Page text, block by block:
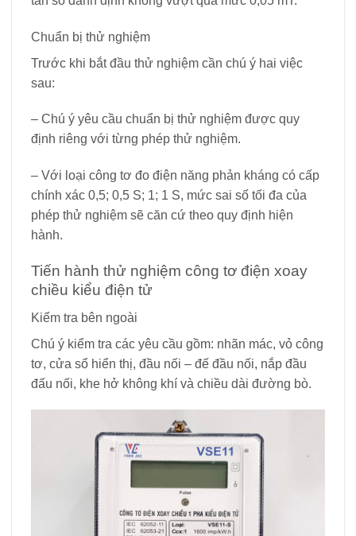
Chuẩn bị thử nghiệm
Trước khi bắt đầu thử nghiệm cần chú ý hai việc
sau:
– Chú ý yêu cầu chuẩn bị thử nghiệm được quy
định riêng với từng phép thử nghiệm.
– Với loại công tơ đo điện năng phản kháng có cấp
chính xác 0,5; 0,5 S; 1; 1 S, mức sai số tối đa của
phép thử nghiệm sẽ căn cứ theo quy định hiện
hành.
Tiến hành thử nghiệm công tơ điện xoay
chiều kiểu điện tử
Kiểm tra bên ngoài
Chú ý kiểm tra các yêu cầu gồm: nhãn mác, vỏ công
tơ, cửa sổ hiển thị, đầu nối – đế đầu nối, nắp đầu
đấu nối, khe hở không khí và chiều dài đường bò.